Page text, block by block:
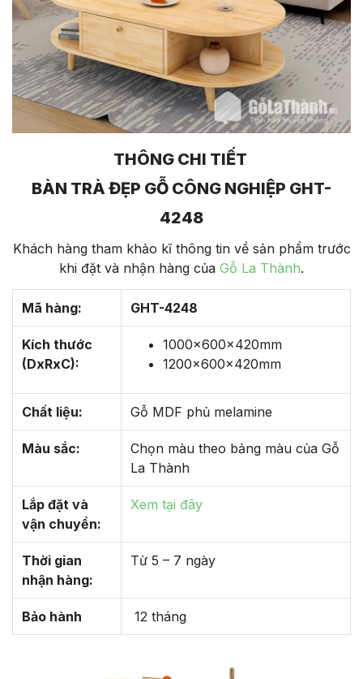
THÔNG CHI TIẾT
BÀN TRÀ ĐẸP GỖ CÔNG NGHIỆP GHT-
4248
Khách hàng tham khảo kĩ thông tin về sản phẩm trước
khi đặt và nhận hàng của Gỗ La Thành.
Mã hàng: GHT-4248
Kích thước
(DxRxC):
1000x600x420mm
1200x600x420mm
Chất liệu: Gỗ MDF phủ melamine
Màu sắc:
Chọn màu theo bảng màu của Gỗ
La Thành
Lắp đặt và
vận chuyển:
Xem tại đây
Thời gian
nhận hàng:
Từ 5 – 7 ngày
Bảo hành 12 tháng